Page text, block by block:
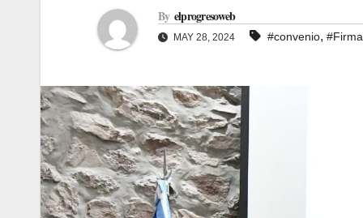
By elprogresoweb
MAY 28, 2024 #convenio, #Firma